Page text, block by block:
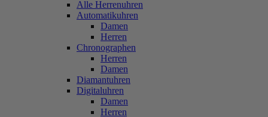
Alle Herrenuhren
Automatikuhren
Damen
Herren
Chronographen
Herren
Damen
Diamantuhren
Digitaluhren
Damen
Herren